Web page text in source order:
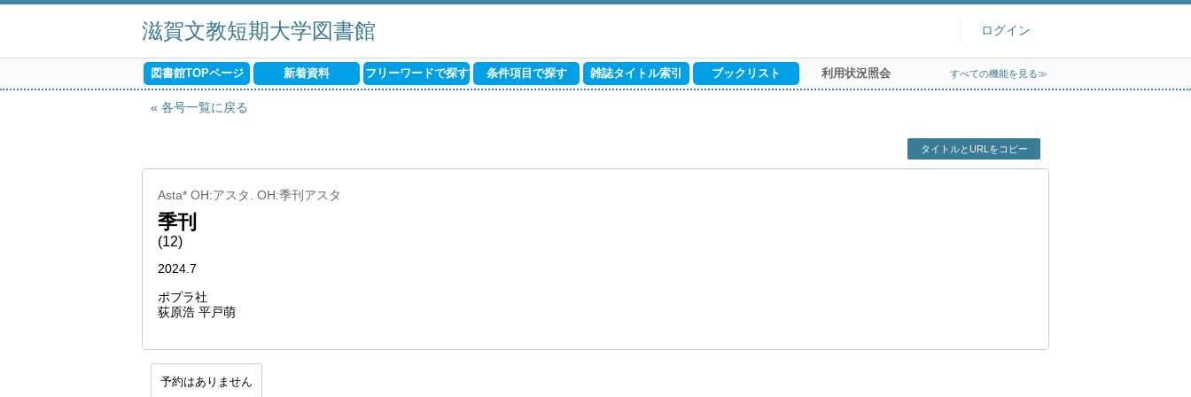
滋賀文教短期大学図書館 ログイン
図書館TOPページ 新着資料 フリーワードで探す 条件項目で探す 雑誌タイトル索引 ブックリスト 利用状況照会 すべての機能を見る≫
各号一覧に戻る
タイトルとURLをコピー
Asta* OH:アスタ. OH:季刊アスタ
季刊
(12)
2024.7
ポプラ社
荻原浩 平戸萌
予約はありません